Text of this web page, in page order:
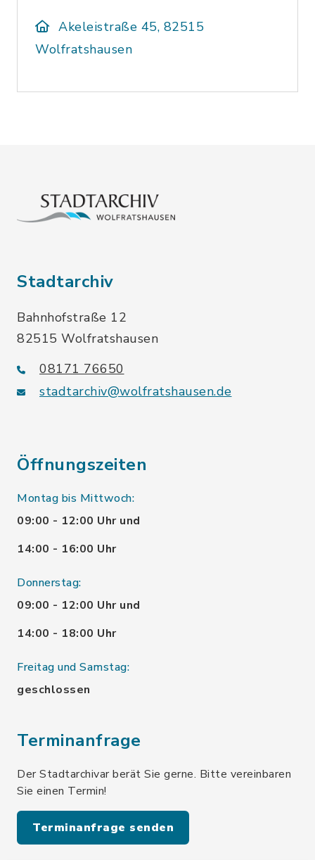
Akeleistraße 45, 82515
Wolfratshausen
Stadtarchiv
Bahnhofstraße 12
82515 Wolfratshausen
08171 76650
stadtarchiv@wolfratshausen.de
Öffnungszeiten
Montag bis Mittwoch:
09:00 - 12:00 Uhr und
14:00 - 16:00 Uhr
Donnerstag:
09:00 - 12:00 Uhr und
14:00 - 18:00 Uhr
Freitag und Samstag:
geschlossen
Terminanfrage
Der Stadtarchivar berät Sie gerne. Bitte vereinbaren
Sie einen Termin!
Terminanfrage senden